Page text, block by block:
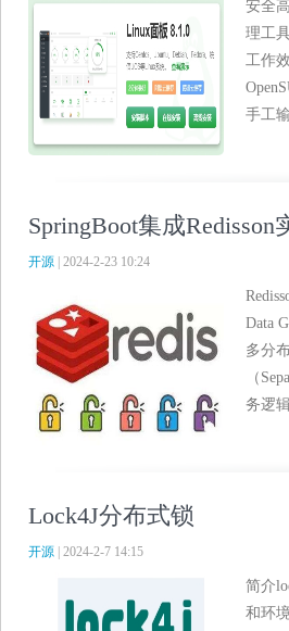
安全
理工
工作
手工
SpringBoot集成
开源 | 2024-2-23 10:24
Data
多分
（
务逻
Lock4J分布式锁
开源 | 2024-2-7 14:15
简介
和环